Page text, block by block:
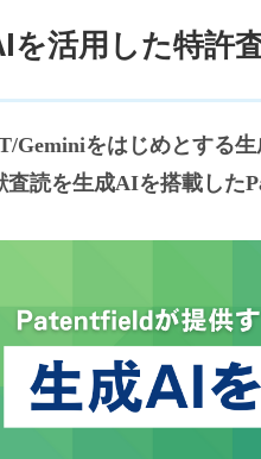
を活用した特許
Geminiをはじめとする
査読を生成AIを搭載した